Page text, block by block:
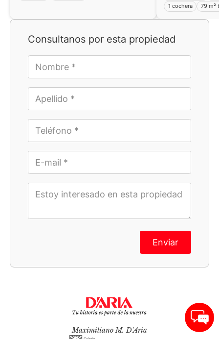
Consultanos por esta propiedad
Enviar
1 cochera
79 m²
Maximiliano M. D'Aria